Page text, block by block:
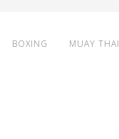
BOXING MUAY THAI